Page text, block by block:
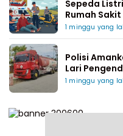
Sepeda
Rumah Sakit
1 minggu yang
Polisi
Lari
1 minggu yang